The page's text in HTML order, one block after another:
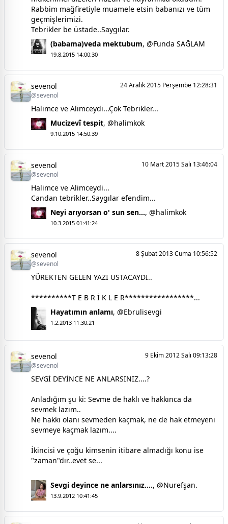
Rabbim mağfiretiyle muamele etsin babanızı ve tüm
geçmişlerimizi.
Tebrikler be üstade..Saygılar.
(babama)veda mektubum, @Funda SAĞLAM
19.8.2015 14:00:30
sevenol
@sevenol
24 Aralık 2015 Perşembe 12:28:31
Halimce ve Alimceydi...Çok Tebrikler...
Mucizevî tespit, @halimkok
9.10.2015 14:50:39
sevenol
@sevenol
10 Mart 2015 Salı 13:46:04
Halimce ve Alimceydi...
Candan tebrikler..Saygılar efendim...
Neyi arıyorsan o' sun sen..., @halimkok
10.3.2015 01:41:24
sevenol
@sevenol
8 Şubat 2013 Cuma 10:56:52
YÜREKTEN GELEN YAZI USTACAYDI..
**********T E B R İ K L E R*****************...
Hayatımın anlamı, @Ebrulisevgi
1.2.2013 11:30:21
sevenol
@sevenol
9 Ekim 2012 Salı 09:13:28
SEVGİ DEYİNCE NE ANLARSINIZ....?
Anladığım şu ki: Sevme de haklı ve hakkınca da
sevmek lazım..
Ne hakkı olanı sevmeden kaçmak, ne de hak etmeyeni
sevmeye kaçmak lazım....
İkincisi ve çoğu kimsenin itibare almadığı konu ise
"zaman"dır..evet se...
Sevgi deyince ne anlarsınız...., @Nurefşan.
13.9.2012 10:41:45